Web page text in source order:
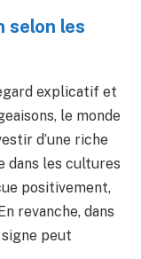
selon les
explicatif et
le monde
d’une riche
dans les cultures
positivement,
revanche, dans
signe peut